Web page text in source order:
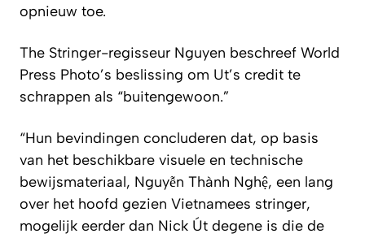
opnieuw toe.
The Stringer-regisseur Nguyen beschreef World
Press Photo’s beslissing om Ut’s credit te
schrappen als “buitengewoon.”
“Hun bevindingen concluderen dat, op basis
van het beschikbare visuele en technische
bewijsmateriaal, Nguyễn Thành Nghệ, een lang
over het hoofd gezien Vietnamees stringer,
mogelijk eerder dan Nick Út degene is die de